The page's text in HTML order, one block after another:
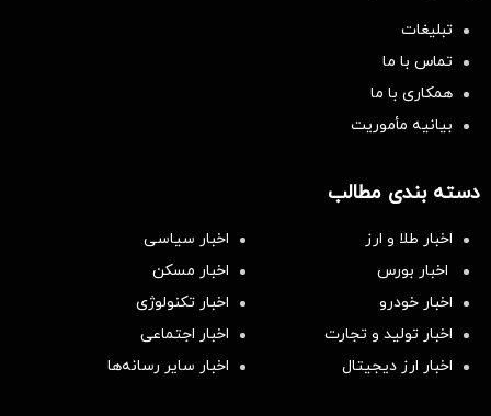
تبلیغات
تماس با ما
همکاری با ما
بیانیه مأموریت
دسته بندی مطالب
اخبار طلا و ارز
اخبار سیاسی
اخبار بورس
اخبار مسکن
اخبار خودرو
اخبار تکنولوژی
اخبار تولید و تجارت
اخبار اجتماعی
اخبار ارز دیجیتال
اخبار سایر رسانه‌‌ها